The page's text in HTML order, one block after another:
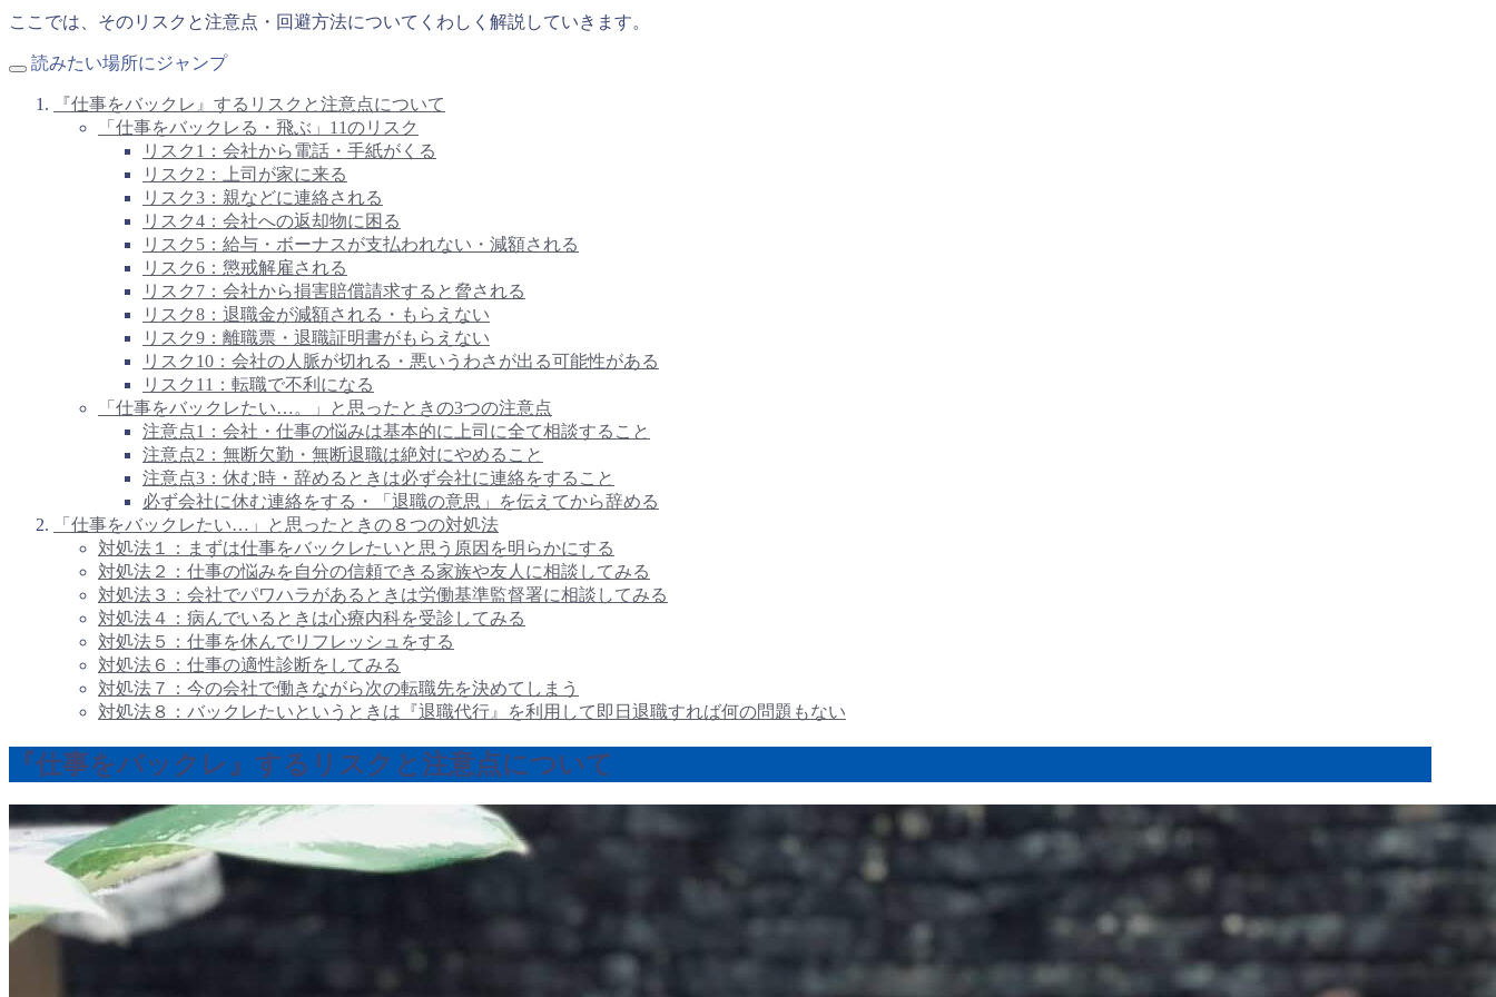
ここでは、そのリスクと注意点・回避方法についてくわしく解説していきます。
読みたい場所にジャンプ
『仕事をバックレ』するリスクと注意点について
「仕事をバックレる・飛ぶ」11のリスク
リスク1：会社から電話・手紙がくる
リスク2：上司が家に来る
リスク3：親などに連絡される
リスク4：会社への返却物に困る
リスク5：給与・ボーナスが支払われない・減額される
リスク6：懲戒解雇される
リスク7：会社から損害賠償請求すると脅される
リスク8：退職金が減額される・もらえない
リスク9：離職票・退職証明書がもらえない
リスク10：会社の人脈が切れる・悪いうわさが出る可能性がある
リスク11：転職で不利になる
「仕事をバックレたい…。」と思ったときの3つの注意点
注意点1：会社・仕事の悩みは基本的に上司に全て相談すること
注意点2：無断欠勤・無断退職は絶対にやめること
注意点3：休む時・辞めるときは必ず会社に連絡をすること
必ず会社に休む連絡をする・「退職の意思」を伝えてから辞める
「仕事をバックレたい…」と思ったときの８つの対処法
対処法１：まずは仕事をバックレたいと思う原因を明らかにする
対処法２：仕事の悩みを自分の信頼できる家族や友人に相談してみる
対処法３：会社でパワハラがあるときは労働基準監督署に相談してみる
対処法４：病んでいるときは心療内科を受診してみる
対処法５：仕事を休んでリフレッシュをする
対処法６：仕事の適性診断をしてみる
対処法７：今の会社で働きながら次の転職先を決めてしまう
対処法８：バックレたいというときは『退職代行』を利用して即日退職すれば何の問題もない
『仕事をバックレ』するリスクと注意点について